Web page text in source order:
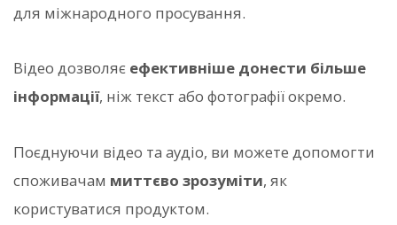
для міжнародного просування.
Відео дозволяє ефективніше донести більше
інформації, ніж текст або фотографії окремо.
Поєднуючи відео та аудіо, ви можете допомогти
споживачам миттєво зрозуміти, як
користуватися продуктом.